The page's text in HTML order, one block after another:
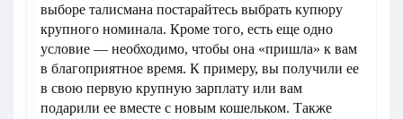
выборе талисмана постарайтесь выбрать купюру
крупного номинала. Кроме того, есть еще одно
условие — необходимо, чтобы она «пришла» к вам
в благоприятное время. К примеру, вы получили ее
в свою первую крупную зарплату или вам
подарили ее вместе с новым кошельком. Также